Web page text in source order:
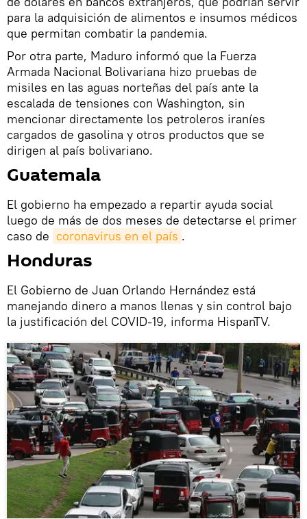
para la adquisición de alimentos e insumos médicos
que permitan combatir la pandemia.
Por otra parte, Maduro informó que la Fuerza
Armada Nacional Bolivariana hizo pruebas de
misiles en las aguas norteñas del país ante la
escalada de tensiones con Washington, sin
mencionar directamente los petroleros iraníes
cargados de gasolina y otros productos que se
dirigen al país bolivariano.
Guatemala
El gobierno ha empezado a repartir ayuda social
luego de más de dos meses de detectarse el primer
caso de coronavirus en el país .
Honduras
El Gobierno de Juan Orlando Hernández está
manejando dinero a manos llenas y sin control bajo
la justificación del COVID-19, informa HispanTV.